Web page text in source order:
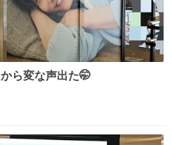
ら変な声出た🤭